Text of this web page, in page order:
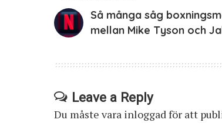
Så många såg
mellan Mike Tyson och
Leave a Reply
Du måste vara inloggadför att